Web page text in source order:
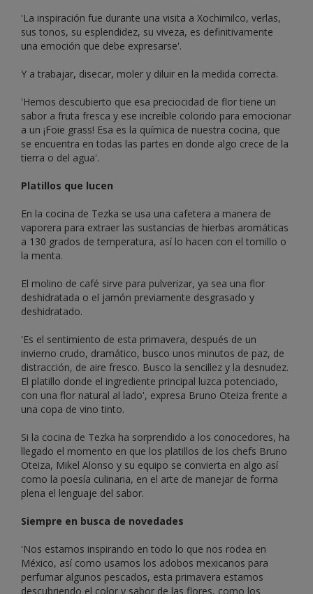
'La inspiración fue durante una visita a Xochimilco, verlas,
sus tonos, su esplendidez, su viveza, es definitivamente
una emoción que debe expresarse'.
Y a trabajar, disecar, moler y diluir en la medida correcta.
'Hemos descubierto que esa preciocidad de flor tiene un
sabor a fruta fresca y ese increíble colorido para emocionar
a un ¡Foie grass! Esa es la química de nuestra cocina, que
se encuentra en todas las partes en donde algo crece de la
tierra o del agua'.
Platillos que lucen
En la cocina de Tezka se usa una cafetera a manera de
vaporera para extraer las sustancias de hierbas aromáticas
a 130 grados de temperatura, así lo hacen con el tomillo o
la menta.
El molino de café sirve para pulverizar, ya sea una flor
deshidratada o el jamón previamente desgrasado y
deshidratado.
'Es el sentimiento de esta primavera, después de un
invierno crudo, dramático, busco unos minutos de paz, de
distracción, de aire fresco. Busco la sencillez y la desnudez.
El platillo donde el ingrediente principal luzca potenciado,
con una flor natural al lado', expresa Bruno Oteiza frente a
una copa de vino tinto.
Si la cocina de Tezka ha sorprendido a los conocedores, ha
llegado el momento en que los platillos de los chefs Bruno
Oteiza, Mikel Alonso y su equipo se convierta en algo así
como la poesía culinaria, en el arte de manejar de forma
plena el lenguaje del sabor.
Siempre en busca de novedades
'Nos estamos inspirando en todo lo que nos rodea en
México, así como usamos los adobos mexicanos para
perfumar algunos pescados, esta primavera estamos
descubriendo el color y sabor de las flores, como los